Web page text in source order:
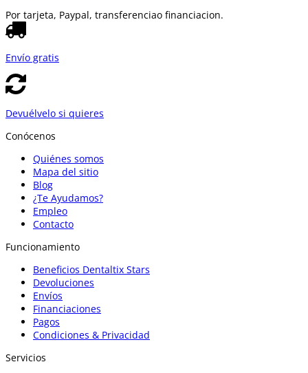
Por tarjeta, Paypal, transferenciao financiacion.
Envío gratis
Devuélvelo si quieres
Conócenos
Quiénes somos
Mapa del sitio
Blog
¿Te Ayudamos?
Empleo
Contacto
Funcionamiento
Beneficios Dentaltix Stars
Devoluciones
Envíos
Financiaciones
Pagos
Condiciones & Privacidad
Servicios